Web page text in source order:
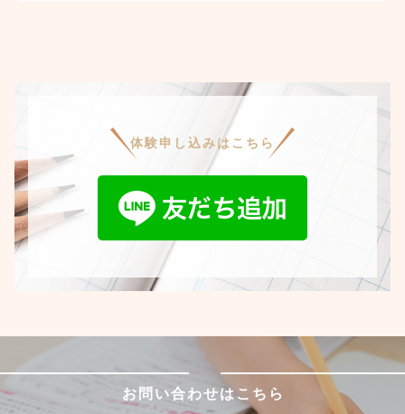
体験申し込みはこちら
お問い合わせはこちら